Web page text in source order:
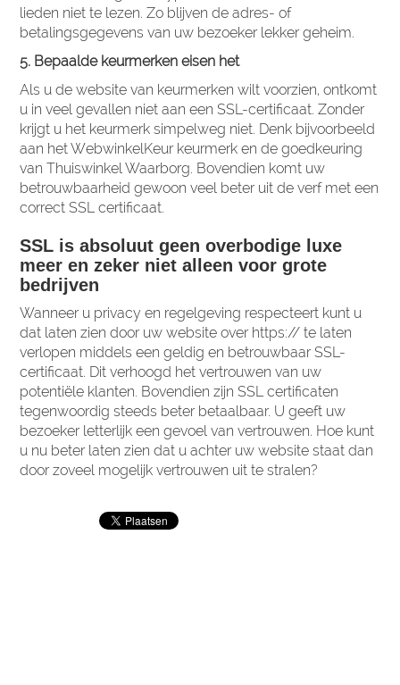
lieden niet te lezen. Zo blijven de adres- of
betalingsgegevens van uw bezoeker lekker geheim.
5. Bepaalde keurmerken eisen het
Als u de website van keurmerken wilt voorzien, ontkomt
u in veel gevallen niet aan een SSL-certificaat. Zonder
krijgt u het keurmerk simpelweg niet. Denk bijvoorbeeld
aan het WebwinkelKeur keurmerk en de goedkeuring
van Thuiswinkel Waarborg. Bovendien komt uw
betrouwbaarheid gewoon veel beter uit de verf met een
correct SSL certificaat.
SSL is absoluut geen overbodige luxe
meer en zeker niet alleen voor grote
bedrijven
Wanneer u privacy en regelgeving respecteert kunt u
dat laten zien door uw website over https:// te laten
verlopen middels een geldig en betrouwbaar SSL-
certificaat. Dit verhoogd het vertrouwen van uw
potentiële klanten. Bovendien zijn SSL certificaten
tegenwoordig steeds beter betaalbaar. U geeft uw
bezoeker letterlijk een gevoel van vertrouwen. Hoe kunt
u nu beter laten zien dat u achter uw website staat dan
door zoveel mogelijk vertrouwen uit te stralen?